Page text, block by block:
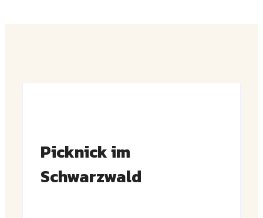
Picknick im
Schwarzwald